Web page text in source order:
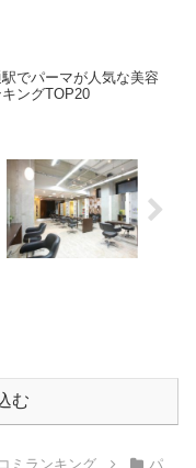
駅でパーマが人気な美容
ングTOP20
む
ミランキング パ